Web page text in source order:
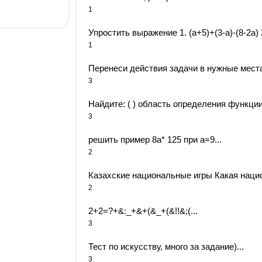
1
Упростить выражение 1. (a+5)+(3-a)-(8-
1
Перенеси действия задачи в нужные
3
Найдите: ( ) область определения
3
решить пример 8a* 125 при a=9...
2
Казахские национальные игры Какая
2
2+2=?+&:_+&+(&_+(&!!&;(​...
3
Тест по искусству, много за задание)...
3